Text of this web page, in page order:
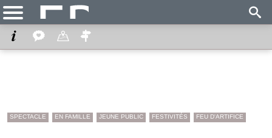
SPECTACLE EN FAMILLE JEUNE PUBLIC FESTIVITÉS FEU D'ARTIFICE